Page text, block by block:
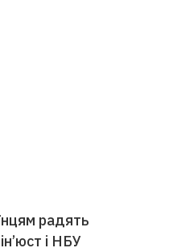
радять
і НБУ